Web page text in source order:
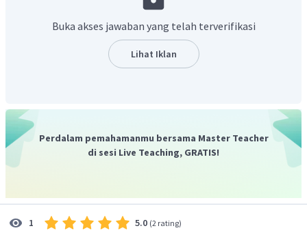
Barisan bilangan tersebut dapat dijabarkan sebagai berikut
Nilai
Buka akses jawaban yang telah terverifikasi
Lihat Iklan
Perdalam pemahamanmu bersama Master Teacher
di sesi Live Teaching, GRATIS!
1 5.0 (2 rating)